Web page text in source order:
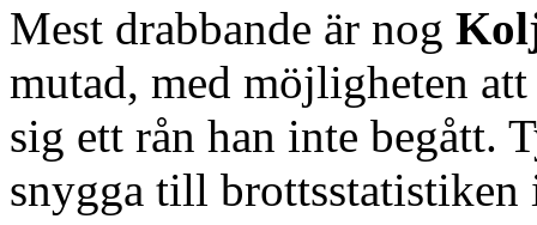
Mest drabbande är nog
mutad, med möjligheten
sig ett rån han inte begått.
snygga till